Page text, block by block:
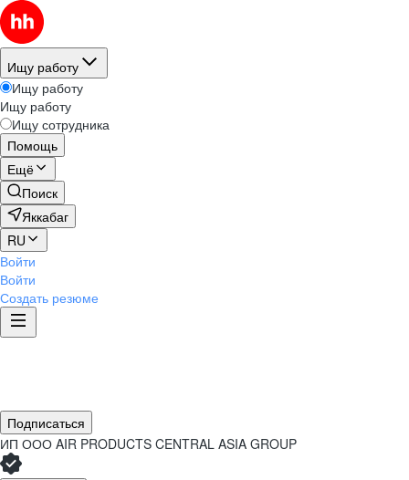
Ищу работу
Ищу работу
Ищу работу
Ищу сотрудника
Помощь
Ещё
Поиск
Яккабаг
RU
Войти
Войти
Создать резюме
Подписаться
ИП ООО AIR PRODUCTS CENTRAL ASIA GROUP